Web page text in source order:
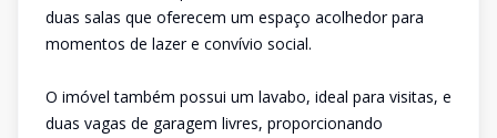
duas salas que oferecem um espaço acolhedor para
momentos de lazer e convívio social.
O imóvel também possui um lavabo, ideal para visitas, e
duas vagas de garagem livres, proporcionando